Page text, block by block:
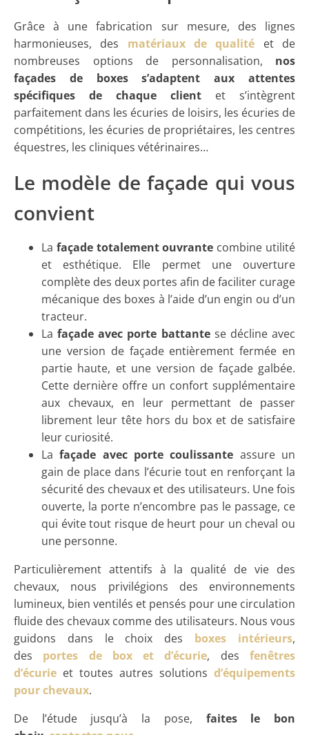
Grâce à une fabrication sur mesure, des lignes
harmonieuses, des matériaux de qualité et de
nombreuses options de personnalisation, nos
façades de boxes s’adaptent aux attentes
spécifiques de chaque client et s’intègrent
parfaitement dans les écuries de loisirs, les écuries de
compétitions, les écuries de propriétaires, les centres
équestres, les cliniques vétérinaires…
Le modèle de façade qui vous
convient
La façade totalement ouvrante combine utilité
et esthétique. Elle permet une ouverture
complète des deux portes afin de faciliter curage
mécanique des boxes à l’aide d’un engin ou d’un
tracteur.
Lafaçade avec porte battantese décline avec
une version de façade entièrement fermée en
partie haute, et une version de façade galbée.
Cette dernière offre un confort supplémentaire
aux chevaux, en leur permettant de passer
librement leur tête hors du box et de satisfaire
leur curiosité.
La façade avec porte coulissante assure un
gain de place dans l’écurie tout en renforçant la
sécurité des chevaux et des utilisateurs. Une fois
ouverte, la porte n’encombre pas le passage, ce
qui évite tout risque de heurt pour un cheval ou
une personne.
Particulièrement attentifs à la qualité de vie des
chevaux, nous privilégions des environnements
lumineux, bien ventilés et pensés pour une circulation
fluide des chevaux comme des utilisateurs. Nous vous
guidons dans le choix des boxes intérieurs,
des portes de box et d’écurie, desfenêtres
d’écurie et toutes autres solutions d’équipements
pour chevaux.
De l’étude jusqu’à la pose, faites le bon